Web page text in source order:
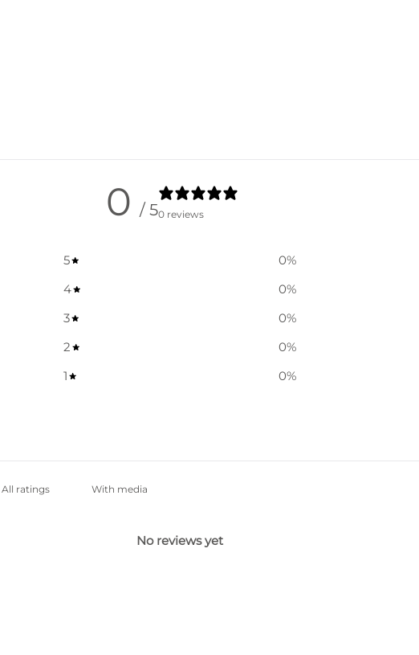
0 / 50 reviews
5 0%
4
0%
3
0%
2
0%
1
0%
With media
No reviews yet